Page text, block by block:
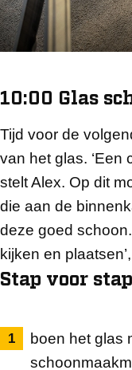
10:00 Glas
Tijd voor de
van het glas. ‘Een
stelt Alex. Op dit
die aan de
deze goed
kijken en
Stap voor
boen het glas